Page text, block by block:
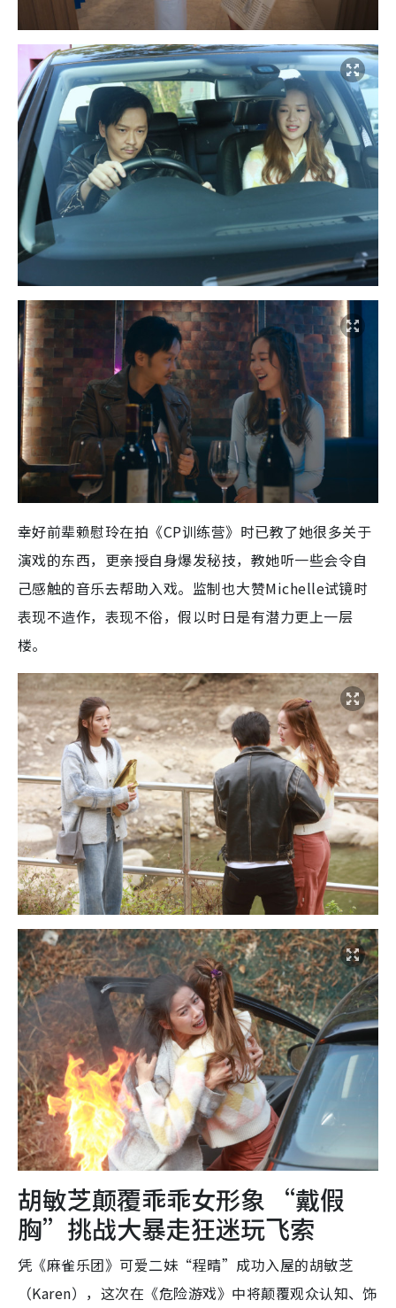
幸好前辈赖慰玲在拍《CP训练营》时已教了她很多关于
演戏的东西，更亲授自身爆发秘技，教她听一些会令自
己感触的音乐去帮助入戏。监制也大赞Michelle试镜时
表现不造作，表现不俗，假以时日是有潜力更上一层
楼。
胡敏芝颠覆乖乖女形象 “戴假
胸”挑战大暴走狂迷玩飞索
凭《麻雀乐团》可爱二妹“程晴”成功入屋的胡敏芝
（Karen），这次在《危险游戏》中将颠覆观众认知、饰